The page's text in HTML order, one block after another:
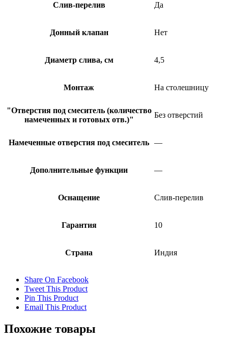
Слив-перелив Да
Донный клапан Нет
Диаметр слива, см 4,5
Монтаж На столешницу
"Отверстия под смеситель (количество
намеченных и готовых отв.)"
Без отверстий
Намеченные отверстия под смеситель —
Дополнительные функции —
Оснащение Слив-перелив
Гарантия 10
Страна Индия
Share On Facebook
Tweet This Product
Pin This Product
Email This Product
Похожие товары